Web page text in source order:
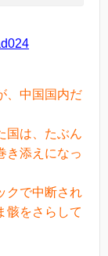
、中国国内だ
国は、たぶん
き添えになっ
クで中断され
骸をさらして